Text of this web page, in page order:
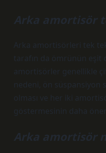
Arka amortisör
Arka amortisörleri tek
tarafın da ömrünün eşit
amortisörler genellikle
nedeni, ön süspansiyon
olması ve her iki
göstermesinin daha
Arka amortisör